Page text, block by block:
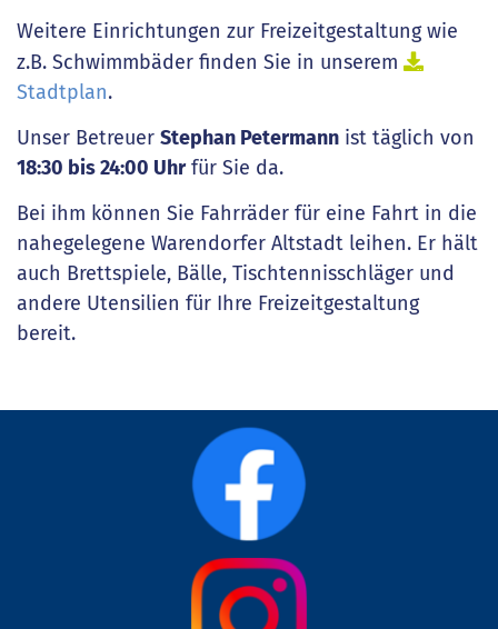
Weitere Einrichtungen zur Freizeitgestaltung wie
z.B. Schwimmbäder finden Sie in unserem
Stadtplan.
Unser Betreuer Stephan Petermann ist täglich von
18:30 bis 24:00 Uhrfür Sie da.
Bei ihm können Sie Fahrräder für eine Fahrt in die
nahegelegene Warendorfer Altstadt leihen. Er hält
auch Brettspiele, Bälle, Tischtennisschläger und
andere Utensilien für Ihre Freizeitgestaltung
bereit.